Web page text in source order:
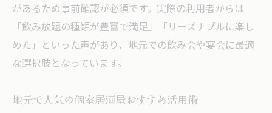
があるため事前確認が必須です。実際の利用者からは
「飲み放題の種類が豊富で満足」「リーズナブルに楽し
めた」といった声があり、地元での飲み会や宴会に最適
な選択肢となっています。
地元で人気の個室居酒屋おすすめ活用術